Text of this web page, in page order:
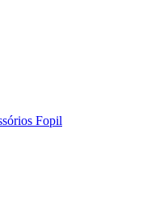
Fopil